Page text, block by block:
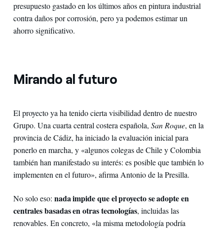
presupuesto gastado en los últimos años en pintura industrial
contra daños por corrosión, pero ya podemos estimar un
ahorro significativo.
Mirando al futuro
El proyecto ya ha tenido cierta visibilidad dentro de nuestro
Grupo. Una cuarta central costera española, San Roque, en la
provincia de Cádiz, ha iniciado la evaluación inicial para
ponerlo en marcha, y «algunos colegas de Chile y Colombia
también han manifestado su interés: es posible que también lo
implementen en el futuro», afirma Antonio de la Presilla.
No solo eso: nada impide que el proyecto se adopte en
centrales basadas en otras tecnologías, incluidas las
renovables. En concreto, «la misma metodología podría